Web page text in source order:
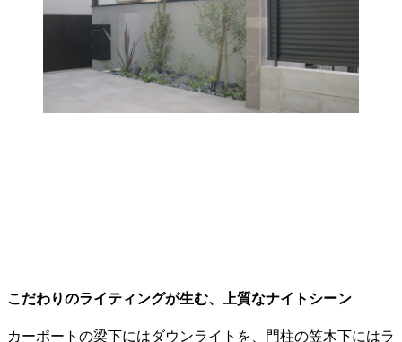
こだわりのライティングが生む、上質なナイトシーン
カーポートの梁下にはダウンライトを、門柱の笠木下にはラ